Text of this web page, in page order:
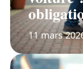
11 mars